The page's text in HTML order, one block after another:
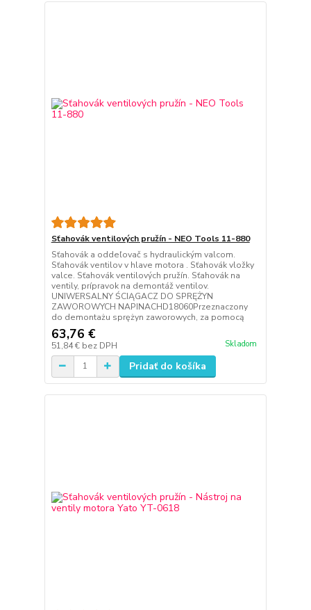
Sťahovák ventilových pružín - NEO Tools 11-880
Sťahovák a oddeľovač s hydraulickým valcom.
Sťahovák ventilov v hlave motora . Sťahovák vložky
valce. Sťahovák ventilových pružín. Sťahovák na
ventily, prípravok na demontáž ventilov.
UNIWERSALNY ŚCIĄGACZ DO SPRĘŻYN
ZAWOROWYCH NAPINACHD18060Przeznaczony
do demontażu sprężyn zaworowych, za pomocą
63,76 €
51,84 € bez DPH Skladom
Pridať do košíka